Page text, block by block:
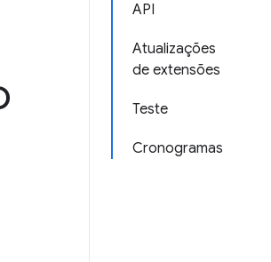
API
Atualizações
de extensões
Teste
Cronogramas